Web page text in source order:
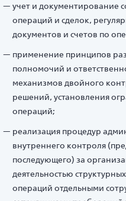
учет и документирование
операций и сделок,
документов и счетов по
применение принципов
полномочий и
механизмов двойного
решений, установления
операций;
реализация процедур
внутреннего контроля
последующего) за
деятельностью
операций отдельными